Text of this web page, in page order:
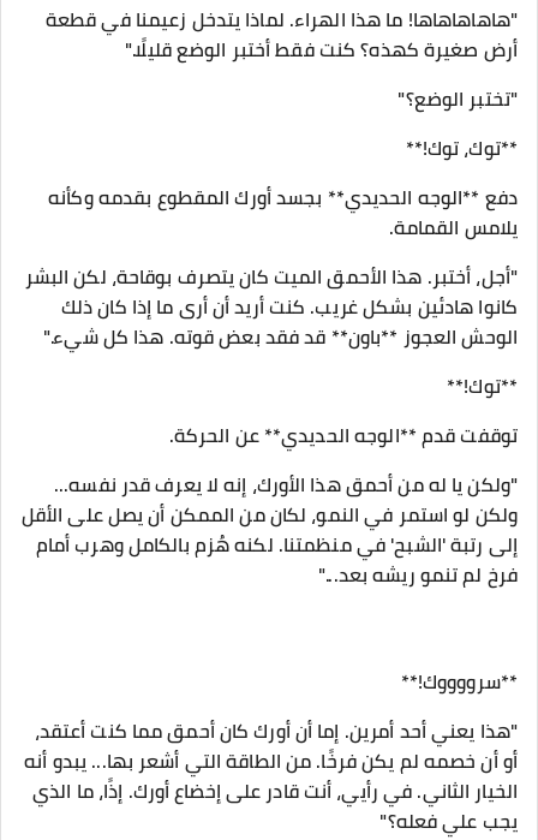
"هاهاهاهاها! ما هذا الهراء. لماذا يتدخل زعيمنا في قطعة
أرض صغيرة كهذه؟ كنت فقط أختبر الوضع قليلًا."
"تختبر الوضع؟"
**توك، توك!**
دفع **الوجه الحديدي** بجسد أورك المقطوع بقدمه وكأنه
يلامس القمامة.
"أجل، أختبر. هذا الأحمق الميت كان يتصرف بوقاحة، لكن البشر
كانوا هادئين بشكل غريب. كنت أريد أن أرى ما إذا كان ذلك
الوحش العجوز **باون** قد فقد بعض قوته. هذا كل شيء."
**توك!**
توقفت قدم **الوجه الحديدي** عن الحركة.
"ولكن يا له من أحمق هذا الأورك، إنه لا يعرف قدر نفسه...
ولكن لو استمر في النمو، لكان من الممكن أن يصل على الأقل
إلى رتبة 'الشبح' في منظمتنا. لكنه هُزم بالكامل وهرب أمام
فرخ لم تنمو ريشه بعد..."
**سرووووك!**
"هذا يعني أحد أمرين. إما أن أورك كان أحمق مما كنت أعتقد،
أو أن خصمه لم يكن فرخًا. من الطاقة التي أشعر بها... يبدو أنه
الخيار الثاني. في رأيي، أنت قادر على إخضاع أورك. إذًا، ما الذي
يجب علي فعله؟"